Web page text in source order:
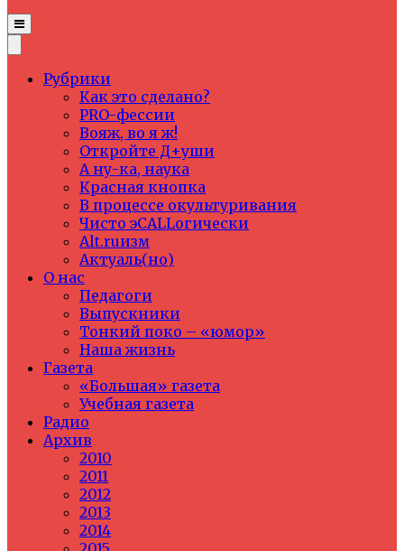
Рубрики
Как это сделано?
PRO-фессии
Вояж, во я ж!
Откройте Д+уши
А ну-ка, наука
Красная кнопка
В процессе окультуривания
Чисто эCALLогически
Alt.ruизм
Актуаль(но)
О нас
Педагоги
Выпускники
Тонкий поко – «юмор»
Наша жизнь
Газета
«Большая» газета
Учебная газета
Радио
Архив
2010
2011
2012
2013
2014